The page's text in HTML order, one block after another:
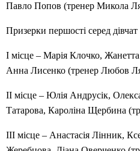
Павло Попов (тренер Микола
Призерки першості серед
I місце – Марія Клочко,
Анна Лисенко (тренер Любов
II місце – Юлія Андрусік,
Татарова, Кароліна Щербина
III місце – Анастасія Лінник,